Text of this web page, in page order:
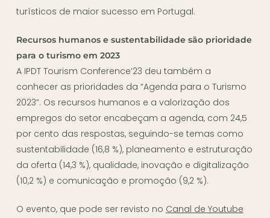
turísticos de maior sucesso em Portugal.
Recursos humanos e sustentabilidade são prioridade
para o turismo em 2023
A IPDT Tourism Conference’23 deu também a
conhecer as prioridades da “Agenda para o Turismo
2023”. Os recursos humanos e a valorização dos
empregos do setor encabeçam a agenda, com 24,5
por cento das respostas, seguindo-se temas como
sustentabilidade (16,8 %), planeamento e estruturação
da oferta (14,3 %), qualidade, inovação e digitalização
(10,2 %) e comunicação e promoção (9,2 %).
O evento, que pode ser revisto no Canal de Youtube